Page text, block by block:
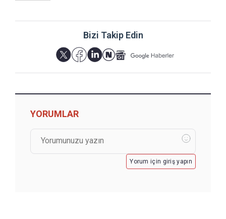
Bizi Takip Edin
YORUMLAR
Yorum için giriş yapın